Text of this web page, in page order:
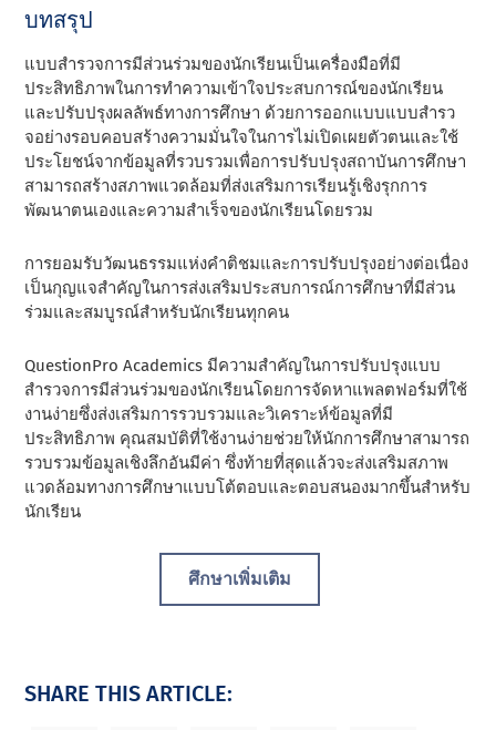
บทสรุป
แบบสํารวจการมีส่วนร่วมของนักเรียนเป็นเครื่องมือที่มี
ประสิทธิภาพในการทําความเข้าใจประสบการณ์ของนักเรียน
และปรับปรุงผลลัพธ์ทางการศึกษา ด้วยการออกแบบแบบสํารว
จอย่างรอบคอบสร้างความมั่นใจในการไม่เปิดเผยตัวตนและใช้
ประโยชน์จากข้อมูลที่รวบรวมเพื่อการปรับปรุงสถาบันการศึกษา
สามารถสร้างสภาพแวดล้อมที่ส่งเสริมการเรียนรู้เชิงรุกการ
พัฒนาตนเองและความสําเร็จของนักเรียนโดยรวม
การยอมรับวัฒนธรรมแห่งคําติชมและการปรับปรุงอย่างต่อเนื่อง
เป็นกุญแจสําคัญในการส่งเสริมประสบการณ์การศึกษาที่มีส่วน
ร่วมและสมบูรณ์สําหรับนักเรียนทุกคน
QuestionPro Academics มีความสําคัญในการปรับปรุงแบบ
สํารวจการมีส่วนร่วมของนักเรียนโดยการจัดหาแพลตฟอร์มที่ใช้
งานง่ายซึ่งส่งเสริมการรวบรวมและวิเคราะห์ข้อมูลที่มี
ประสิทธิภาพ คุณสมบัติที่ใช้งานง่ายช่วยให้นักการศึกษาสามารถ
รวบรวมข้อมูลเชิงลึกอันมีค่า ซึ่งท้ายที่สุดแล้วจะส่งเสริมสภาพ
แวดล้อมทางการศึกษาแบบโต้ตอบและตอบสนองมากขึ้นสําหรับ
นักเรียน
ศึกษาเพิ่มเติม
SHARE THIS ARTICLE: